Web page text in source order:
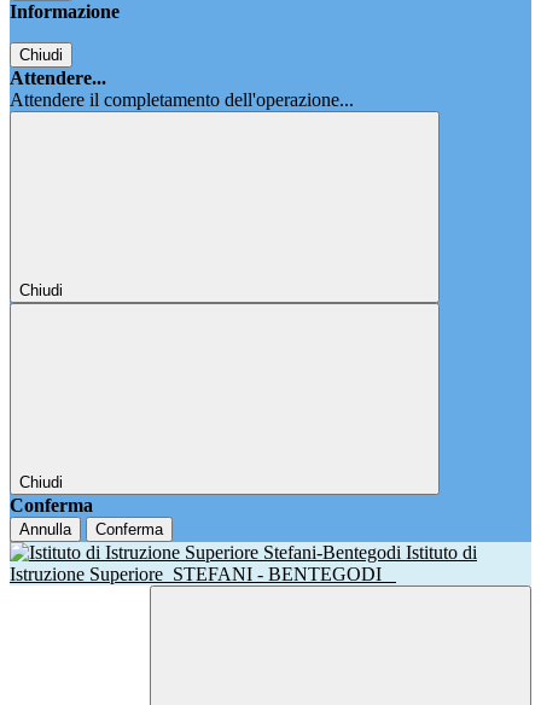
Informazione
Chiudi
Attendere...
Attendere il completamento dell'operazione...
Chiudi
Chiudi
Conferma
Annulla Conferma
Istituto di
Istruzione Superiore STEFANI - BENTEGODI